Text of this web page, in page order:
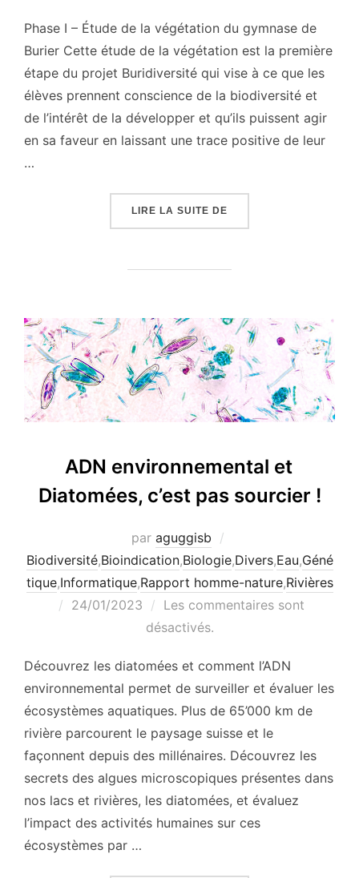
Phase I – Étude de la végétation du gymnase de
Burier Cette étude de la végétation est la première
étape du projet Buridiversité qui vise à ce que les
élèves prennent conscience de la biodiversité et
de l’intérêt de la développer et qu’ils puissent agir
en sa faveur en laissant une trace positive de leur
…
LIRE LA SUITE DE
ADN environnemental et
Diatomées, c’est pas sourcier !
par aguggisb
Biodiversité,Bioindication,Biologie,Divers,Eau,Géné
tique,Informatique,Rapport homme-nature,Rivières
Publié
24/01/2023
Les commentaires sont
désactivés.
Découvrez les diatomées et comment l’ADN
environnemental permet de surveiller et évaluer les
écosystèmes aquatiques. Plus de 65’000 km de
rivière parcourent le paysage suisse et le
façonnent depuis des millénaires. Découvrez les
secrets des algues microscopiques présentes dans
nos lacs et rivières, les diatomées, et évaluez
l’impact des activités humaines sur ces
écosystèmes par …